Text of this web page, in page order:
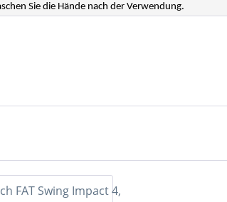
Sie die Hände nach der Verwendung.